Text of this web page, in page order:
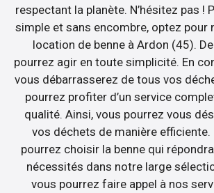
respectant la planète. N’hésitez pas !
simple et sans encombre, optez pour
location de benne à Ardon (45).
pourrez agir en toute simplicité. En
vous débarrasserez de tous vos
pourrez profiter d’un service
qualité. Ainsi, vous pourrez vous
vos déchets de manière efficiente.
pourrez choisir la benne qui
nécessités dans notre large
vous pourrez faire appel à nos